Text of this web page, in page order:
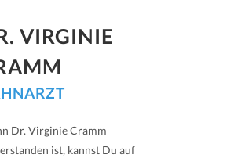
VIRGINIE
Dr. Virginie Cramm
ist, kannst Du auf